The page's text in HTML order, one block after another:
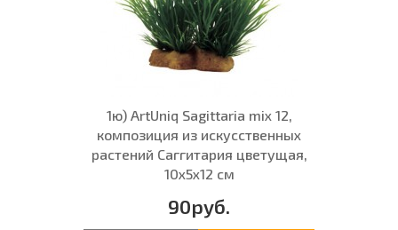
1ю) ArtUniq Sagittaria mix 12,
композиция из искусственных
растений Саггитария цветущая,
10x5x12 см
90руб.